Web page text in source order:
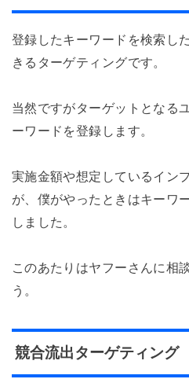
登録したキーワードを検索し
きるターゲティングです。
当然ですがターゲットとなる
ーワードを登録します。
実施金額や想定しているイン
が、僕がやったときはキーワ
しました。
このあたりはヤフーさんに相
う。
競合流出ターゲティング